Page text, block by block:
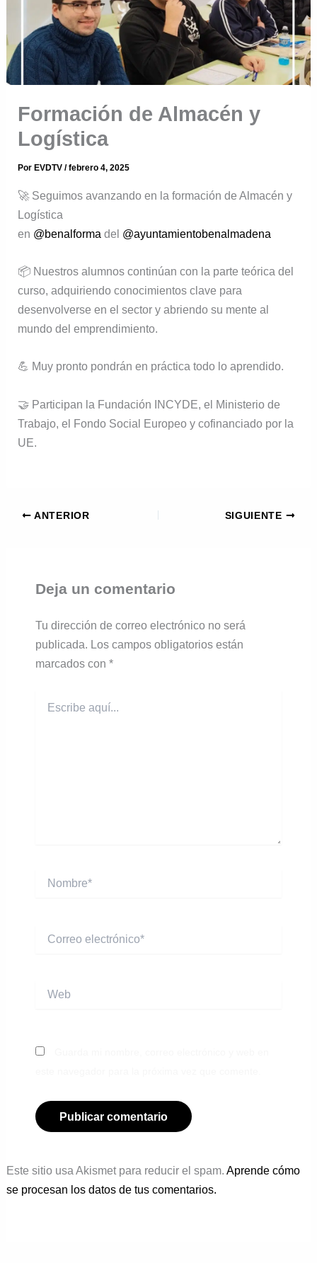
Formación de Almacén y
Logística
Por EVDTV/febrero 4, 2025
🚀 Seguimos avanzando en la formación de Almacén y
Logística
en @benalforma del @ayuntamientobenalmadena
📦 Nuestros alumnos continúan con la parte teórica del
curso, adquiriendo conocimientos clave para
desenvolverse en el sector y abriendo su mente al
mundo del emprendimiento.
💪 Muy pronto pondrán en práctica todo lo aprendido.
🤝 Participan la Fundación INCYDE, el Ministerio de
Trabajo, el Fondo Social Europeo y cofinanciado por la
UE.
ANTERIOR SIGUIENTE
Deja un comentario
Tu dirección de correo electrónico no será
publicada. Los campos obligatorios están
marcados con *
aquí...
electrónico*
Web
Este sitio usa Akismet para reducir el spam. Aprende cómo
se procesan los datos de tus comentarios.